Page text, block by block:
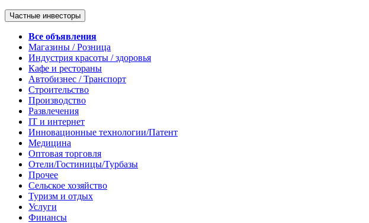
Частные инвесторы
Все объявления
Магазины / Розница
Индустрия красоты / здоровья
Кафе и рестораны
Автобизнес / Транспорт
Строительство
Производство
Развлечения
IT и интернет
Инновационные технологии/Патент
Медицина
Оптовая торговля
Отели/Гостиницы/Турбазы
Прочее
Сельское хозяйство
Туризм и отдых
Услуги
Финансы